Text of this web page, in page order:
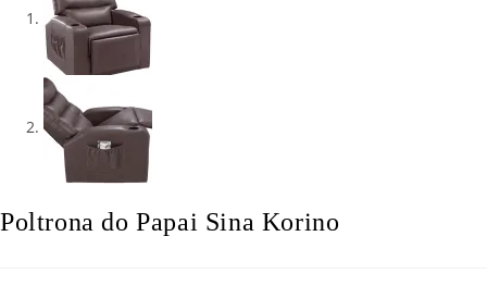
Poltrona do Papai Sina Korino